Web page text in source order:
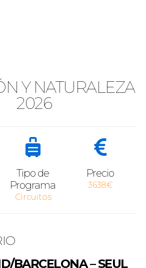
Y NATURALEZA
2026
Tipo de
Programa
Circuitos
Precio
3638€
BARCELONA – SEUL